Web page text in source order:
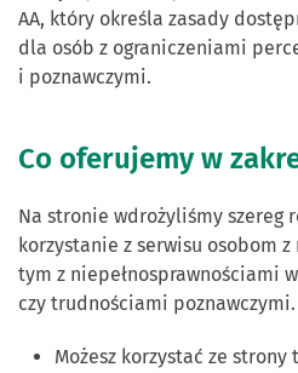
AA, który określa zasady
dla osób z ograniczeniami
i poznawczymi.
Co oferujemy w
Na stronie wdrożyliśmy szereg
korzystanie z serwisu osobom
tym z niepełnosprawnościami
czy trudnościami poznawczymi.
Możesz korzystać ze